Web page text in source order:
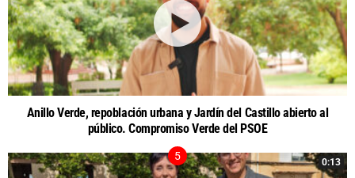
Anillo Verde, repoblación urbana y Jardín del Castillo abierto al
público. Compromiso Verde del PSOE
0:13